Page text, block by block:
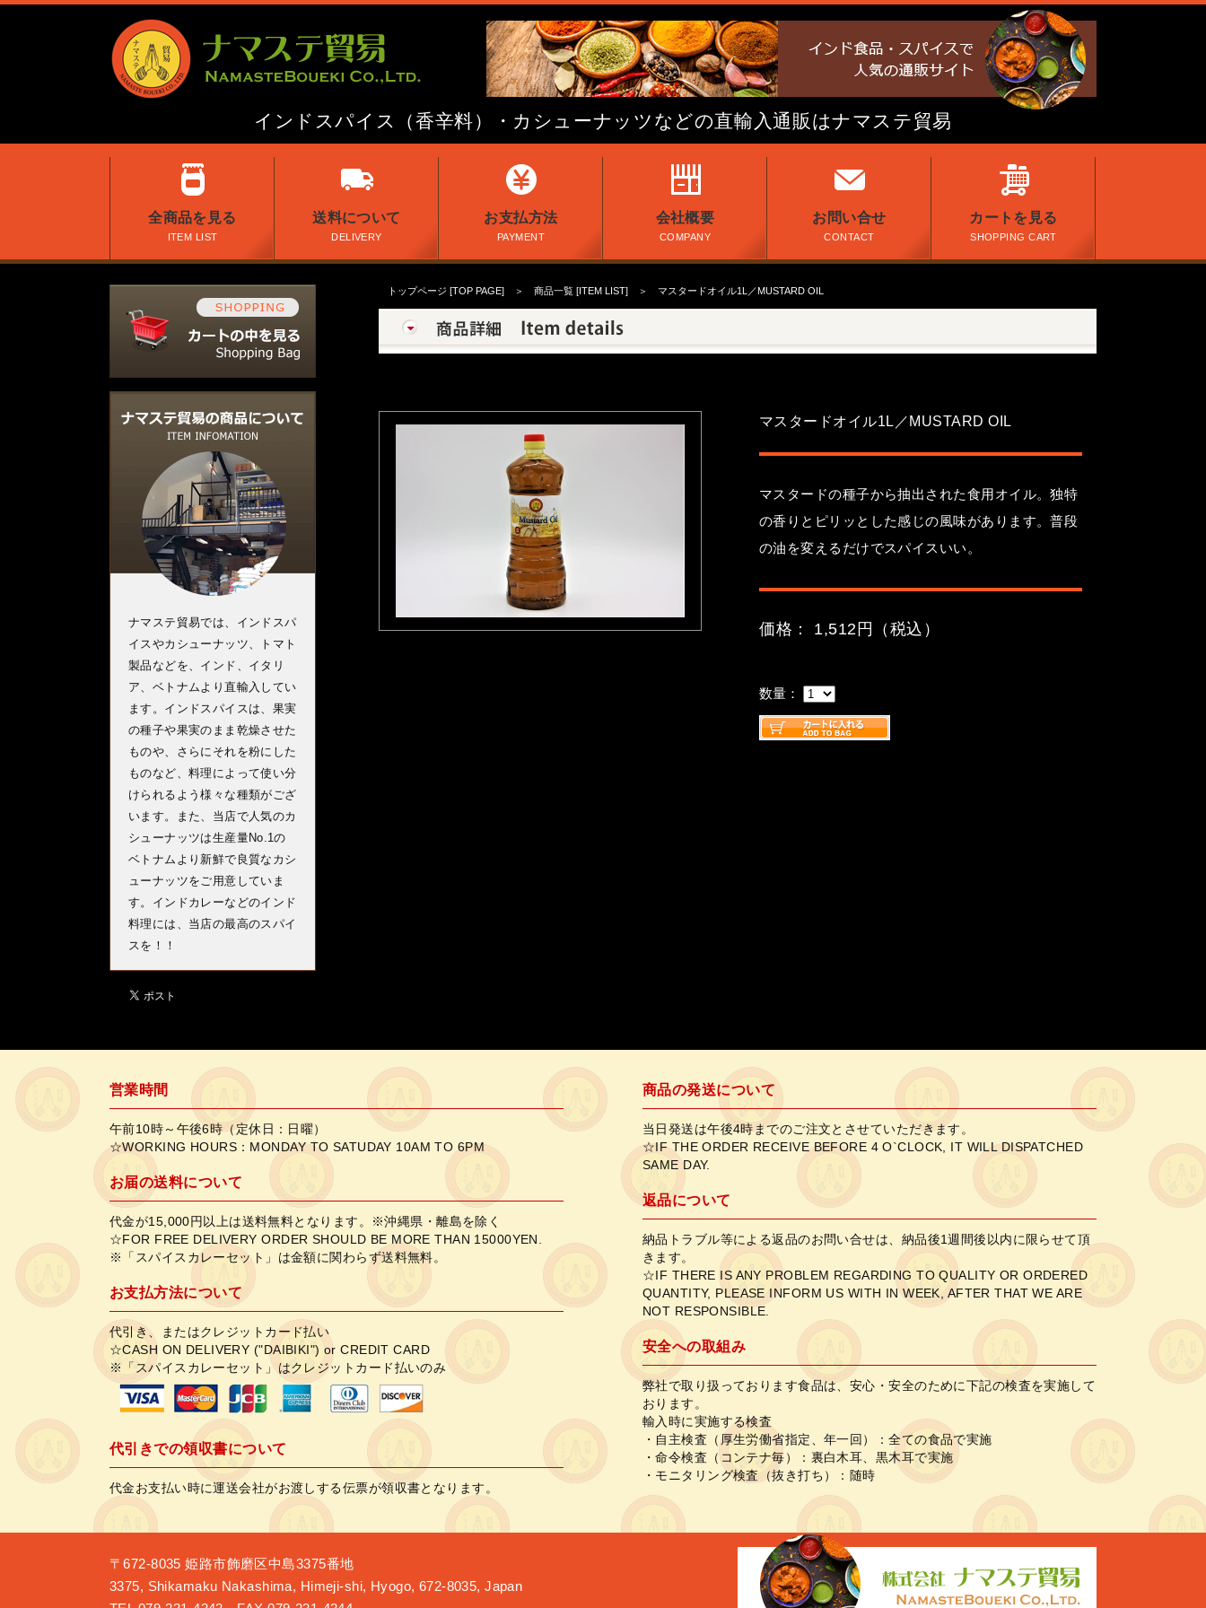
インドスパイス（香辛料）・カシューナッツなどの直輸入通販はナマステ貿易
全商品を見る
ITEM LIST
送料について
DELIVERY
お支払方法
PAYMENT
会社概要
COMPANY
お問い合せ
CONTACT
カートを見る
SHOPPING CART
ナマステ貿易では、インドスパ
イスやカシューナッツ、トマト
製品などを、インド、イタリ
ア、ベトナムより直輸入してい
ます。インドスパイスは、果実
の種子や果実のまま乾燥させた
ものや、さらにそれを粉にした
ものなど、料理によって使い分
けられるよう様々な種類がござ
います。また、当店で人気のカ
シューナッツは生産量No.1の
ベトナムより新鮮で良質なカシ
ューナッツをご用意していま
す。インドカレーなどのインド
料理には、当店の最高のスパイ
スを！！
トップページ [TOP PAGE] ＞ 商品一覧 [ITEM LIST] ＞ マスタードオイル1L／MUSTARD OIL
マスタードオイル1L／MUSTARD OIL
マスタードの種子から抽出された食用オイル。独特
の香りとピリッとした感じの風味があります。普段
の油を変えるだけでスパイスいい。
価格： 1,512円（税込）
数量：
営業時間
午前10時～午後6時（定休日：日曜）
☆WORKING HOURS：MONDAY TO SATUDAY 10AM TO 6PM
お届の送料について
代金が15,000円以上は送料無料となります。※沖縄県・離島を除く
☆FOR FREE DELIVERY ORDER SHOULD BE MORE THAN 15000YEN.
※「スパイスカレーセット」は金額に関わらず送料無料。
お支払方法について
代引き、またはクレジットカード払い
☆CASH ON DELIVERY ("DAIBIKI") or CREDIT CARD
※「スパイスカレーセット」はクレジットカード払いのみ
代引きでの領収書について
代金お支払い時に運送会社がお渡しする伝票が領収書となります。
商品の発送について
当日発送は午後4時までのご注文とさせていただきます。
☆IF THE ORDER RECEIVE BEFORE 4 O`CLOCK, IT WILL DISPATCHED
SAME DAY.
返品について
納品トラブル等による返品のお問い合せは、納品後1週間後以内に限らせて頂
きます。
☆IF THERE IS ANY PROBLEM REGARDING TO QUALITY OR ORDERED
QUANTITY, PLEASE INFORM US WITH IN WEEK, AFTER THAT WE ARE
NOT RESPONSIBLE.
安全への取組み
弊社で取り扱っております食品は、安心・安全のために下記の検査を実施して
おります。
輸入時に実施する検査
・自主検査（厚生労働省指定、年一回）：全ての食品で実施
・命令検査（コンテナ毎）：裏白木耳、黒木耳で実施
・モニタリング検査（抜き打ち）：随時
〒672-8035姫路市飾磨区中島3375番地
3375, Shikamaku Nakashima, Himeji-shi, Hyogo, 672-8035, Japan